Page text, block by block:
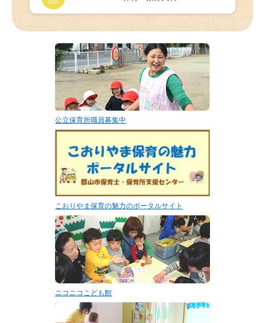
公立保育所職員募集中
こおりやま保育の魅力のポータルサイト
ニコニコこども館